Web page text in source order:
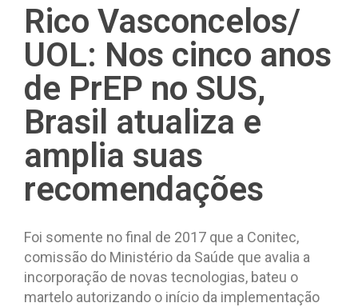
Rico Vasconcelos/
UOL: Nos cinco anos
de PrEP no SUS,
Brasil atualiza e
amplia suas
recomendações
Foi somente no final de 2017 que a Conitec,
comissão do Ministério da Saúde que avalia a
incorporação de novas tecnologias, bateu o
martelo autorizando o início da implementação